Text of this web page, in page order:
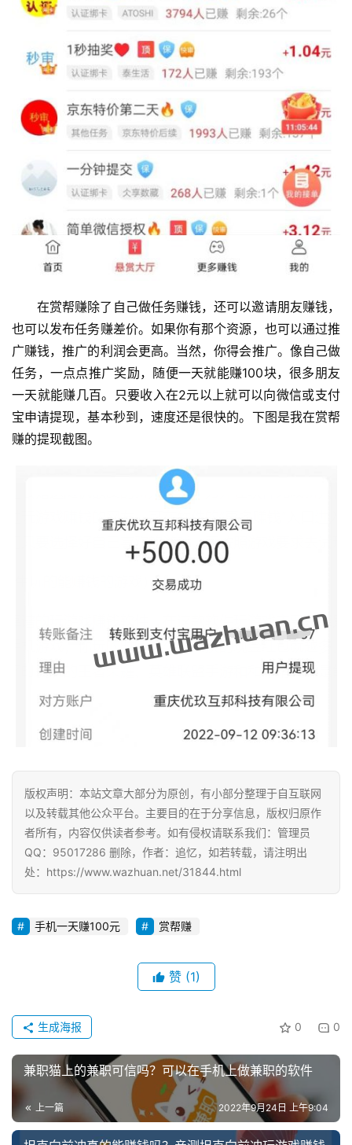
首
评
手
赚
A
P
登录 注册
在赏帮赚除了自己做任务赚钱，还可以邀请朋友赚钱，
也可以发布任务赚差价。如果你有那个资源，也可以通过推
广赚钱，推广的利润会更高。当然，你得会推广。像自己做
任务，一点点推广奖励，随便一天就能赚100块，很多朋友
一天就能赚几百。只要收入在2元以上就可以向微信或支付
宝申请提现，基本秒到，速度还是很快的。下图是我在赏帮
赚的提现截图。
版权声明：本站文章大部分为原创，有小部分整理于自互联网
以及转载其他公众平台。主要目的在于分享信息，版权归原作
者所有，内容仅供读者参考。如有侵权请联系我们：管理员
QQ：95017286 删除，作者：追忆，如若转载，请注明出
处：https://www.wazhuan.net/31844.html
手机一天赚100元 赏帮赚
赞 (1)
0 0
生成海报
兼职猫上的兼职可信吗？可以在手机上做兼职的软件
上一篇 2022年9月24日 上午9:04